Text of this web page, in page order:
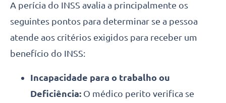
A perícia do INSS avalia a principalmente os
seguintes pontos para determinar se a pessoa
atende aos critérios exigidos para receber um
benefício do INSS:
Incapacidade para o trabalho ou
Deficiência: O médico perito verifica se